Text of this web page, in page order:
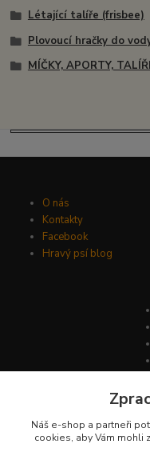
Létající talíře (frisbee)
Plovoucí hračky do
MÍČKY, APORTY,
O nás
Kontakty
Facebook
Hravý psí blog
Náš e-shop a partneři
cookies, aby Vám mohli